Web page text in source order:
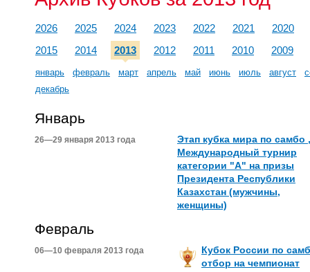
2026 2025 2024 2023 2022 2021
2020
2015
2014 2013 2012 2011 2010 2009
январь февраль март апрель май июнь июль август
декабрь
Январь
26—29 января 2013 года
Этап кубка мира по самбо ,
Международный турнир
категории "А" на призы
Президента Республики
Казахстан (мужчины,
женщины)
Февраль
06—10 февраля 2013 года
Кубок России по
отбор на чемпионат